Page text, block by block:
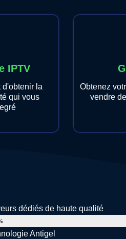
IPTV
d'obtenir la
qui vous
Obtenez
vendre
dédiés de haute qualité
Antigel